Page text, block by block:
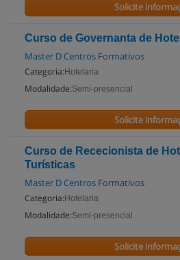
Solicite
Curso de Governanta de Hotel
Master D Centros Formativos
Categoria: Hotelaria
Modalidade:Semi-presencial
Solicite
Curso de Rececionista de
Turísticas
Master D Centros Formativos
Categoria: Hotelaria
Modalidade:Semi-presencial
Solicite